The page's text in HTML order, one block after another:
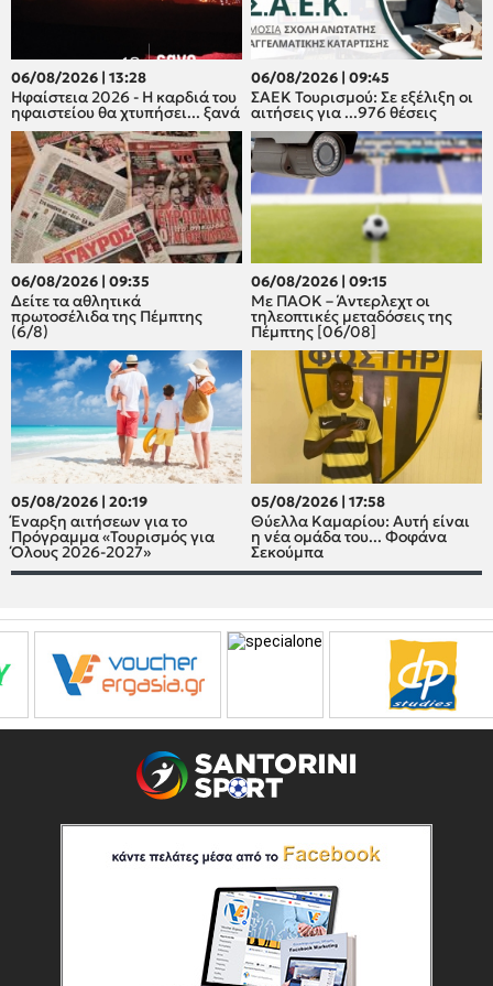
06/08/2026 | 13:28
Ηφαίστεια 2026 - Η καρδιά του
ηφαιστείου θα χτυπήσει... ξανά
06/08/2026 | 09:45
ΣΑΕΚ Τουρισμού: Σε εξέλιξη οι
αιτήσεις για ...976 θέσεις
06/08/2026 | 09:35
Δείτε τα αθλητικά
πρωτοσέλιδα της Πέμπτης
(6/8)
06/08/2026 | 09:15
Με ΠΑΟΚ – Άντερλεχτ οι
τηλεοπτικές μεταδόσεις της
Πέμπτης [06/08]
05/08/2026 | 20:19
Έναρξη αιτήσεων για το
Πρόγραμμα «Τουρισμός για
Όλους 2026-2027»
05/08/2026 | 17:58
Θύελλα Καμαρίου: Αυτή είναι
η νέα ομάδα του... Φοφάνα
Σεκούμπα